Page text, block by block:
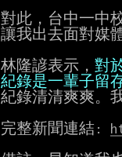
對此，台中一中
讓我出去面對媒
林隆諺表示，
紀錄是一輩子留
紀錄清清爽爽。
完整新聞連結: